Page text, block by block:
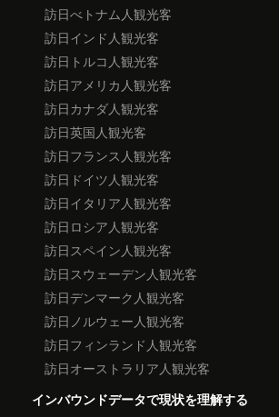
訪日べトナム人観光客
訪日インド人観光客
訪日トルコ人観光客
訪日アメリカ人観光客
訪日カナダ人観光客
訪日英国人観光客
訪日フランス人観光客
訪日ドイツ人観光客
訪日イタリア人観光客
訪日ロシア人観光客
訪日スペイン人観光客
訪日スウェーデン人観光客
訪日デンマーク人観光客
訪日ノルウェー人観光客
訪日フィンランド人観光客
訪日オーストラリア人観光客
インバウンドデータで現状を理解する